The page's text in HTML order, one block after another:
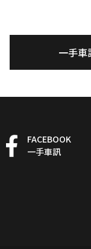
一手車
FACEBOOK
一手車訊